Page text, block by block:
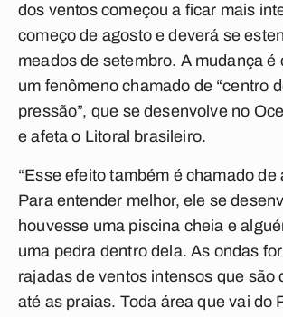
dos ventos começou a ficar mais
começo de agosto e deverá se
meados de setembro. A mudança é
um fenômeno chamado de “centro
pressão”, que se desenvolve no
e afeta o Litoral brasileiro.
“Esse efeito também é chamado de
Para entender melhor, ele se
houvesse uma piscina cheia e
uma pedra dentro dela. As ondas
rajadas de ventos intensos que são
até as praias. Toda área que vai do